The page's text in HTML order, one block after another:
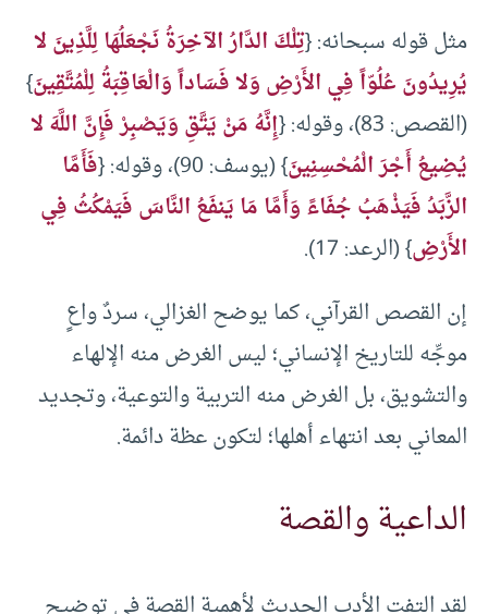
مثل قوله سبحانه: {تِلْكَ الدَّارُ الآخِرَةُ نَجْعَلُهَا لِلَّذِينَ لا
يُرِيدُونَ عُلُوّاً فِي الأَرْضِ وَلا فَسَاداً وَالْعَاقِبَةُ لِلْمُتَّقِينَ}
(القصص: 83)، وقوله: {
إِنَّهُ مَنْ يَتَّقِ وَيَصْبِرْ فَإِنَّ اللَّهَ لا
يُضِيعُ أَجْرَ الْمُحْسِنِينَ} (يوسف: 90)، وقوله: {
فَأَمَّا
الزَّبَدُ فَيَذْهَبُ جُفَاءً وَأَمَّا مَا يَنفَعُ النَّاسَ فَيَمْكُثُ فِي
الأَرْضِ} (الرعد: 17).
إن القصص القرآني، كما يوضح الغزالي، سردٌ واعٍ
موجِّه للتاريخ الإنساني؛ ليس الغرض منه الإلهاء
والتشويق، بل الغرض منه التربية والتوعية، وتجديد
المعاني بعد انتهاء أهلها؛ لتكون عظة دائمة.
الداعية والقصة